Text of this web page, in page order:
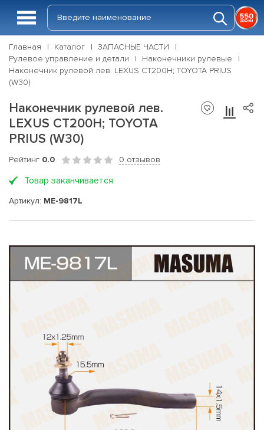
Главная Каталог
ЗАПАСНЫЕ ЧАСТИ
Рулевое управление и детали
Наконечники рулевые
Наконечник рулевой лев. LEXUS CT200H; TOYOTA PRIUS
(W30)
Наконечник рулевой лев.
LEXUS CT200H; TOYOTA
PRIUS (W30)
Рейтинг 0.0 0 отзывов
Товар заканчивается
Артикул: ME-9817L